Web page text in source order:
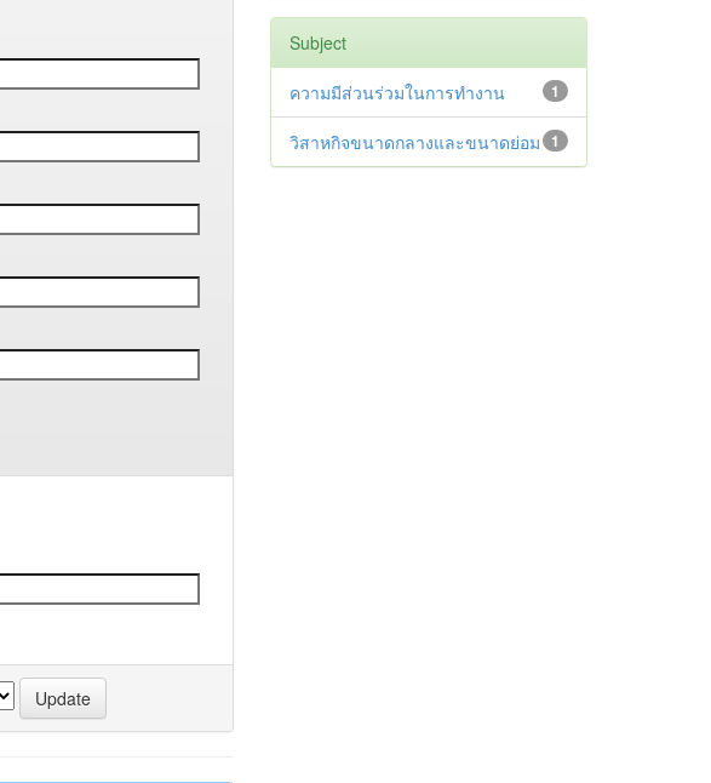
Subject
1
ความมีส่วนร่วมในการทำงาน
1
วิสาหกิจขนาดกลางและขนาดย่อม